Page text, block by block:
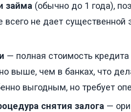
займа (обычно до 1 года),
всего не дает существенной
— полная стоимость
выше, чем в банках, что
выгодным, но требует
снятия залога —